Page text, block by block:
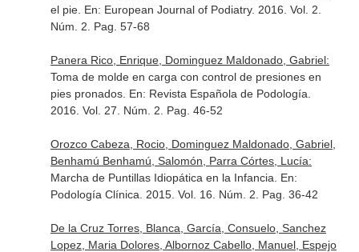
el pie. En: European Journal of Podiatry. 2016. Vol. 2.
Núm. 2. Pag. 57-68
Panera Rico, Enrique, Dominguez Maldonado, Gabriel:
Toma de molde en carga con control de presiones en
pies pronados. En: Revista Española de Podología
2016. Vol. 27. Núm. 2. Pag. 46-52
Orozco Cabeza, Rocio, Dominguez Maldonado, Gabriel,
Benhamú Benhamú, Salomón, Parra Córtes, Lucía:
Marcha de Puntillas Idiopática en la Infancia. En:
Podología Clínica . 2015. Vol. 16. Núm. 2. Pag. 36-42
De la Cruz Torres, Blanca, García, Consuelo, Sanchez
Lopez, Maria Dolores, Albornoz Cabello, Manuel, Espejo